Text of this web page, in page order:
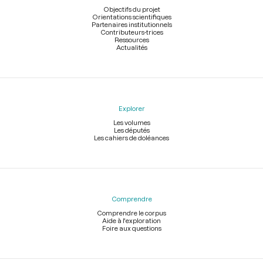
Objectifs du projet
Orientations scientifiques
Partenaires institutionnels
Contributeurs-trices
Ressources
Actualités
Explorer
Les volumes
Les députés
Les cahiers de doléances
Comprendre
Comprendre le corpus
Aide à l'exploration
Foire aux questions